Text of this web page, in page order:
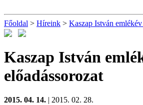
Főoldal > Híreink > Kaszap István
Kaszap István
előadássorozat
2015. 04. 14. | 2015. 02. 28.